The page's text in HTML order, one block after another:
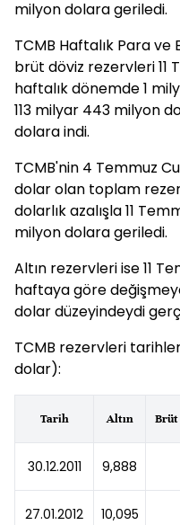
milyon dolara geriledi.
TCMB Haftalık Para
brüt döviz rezervleri 11
haftalık dönemde 1
113 milyar 443 milyon
dolara indi.
TCMB'nin 4 Temmuz
dolar olan toplam
dolarlık azalışla 11
milyon dolara geriledi.
Altın rezervleri ise 11
haftaya göre
dolar düzeyindeydi
TCMB rezervleri
dolar):
Tarih Altın Brüt
30.12.2011 9,888
27.01.2012 10,095